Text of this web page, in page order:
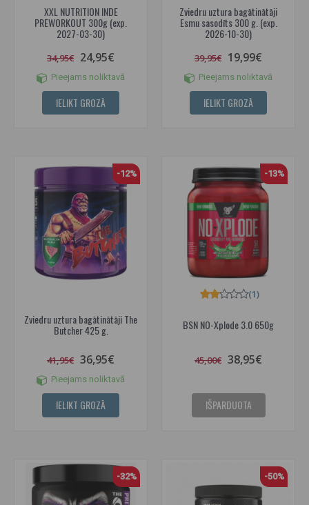
XXL NUTRITION INDE
PREWORKOUT 300g (exp.
2027-03-30)
34,95€ 24,95€
Pieejams noliktavā
IELIKT GROZĀ
Zviedru uztura bagātinātāji
Esmu sasodīts 300 g. (exp.
2026-10-30)
39,95€ 19,99€
Pieejams noliktavā
IELIKT GROZĀ
-12%
Zviedru uztura bagātinātāji The
Butcher 425 g.
41,95€ 36,95€
Pieejams noliktavā
IELIKT GROZĀ
-13%
BSN NO-Xplode 3.0 650g
(1)
45,00€ 38,95€
IŠPARDUOTA
-32% -50%